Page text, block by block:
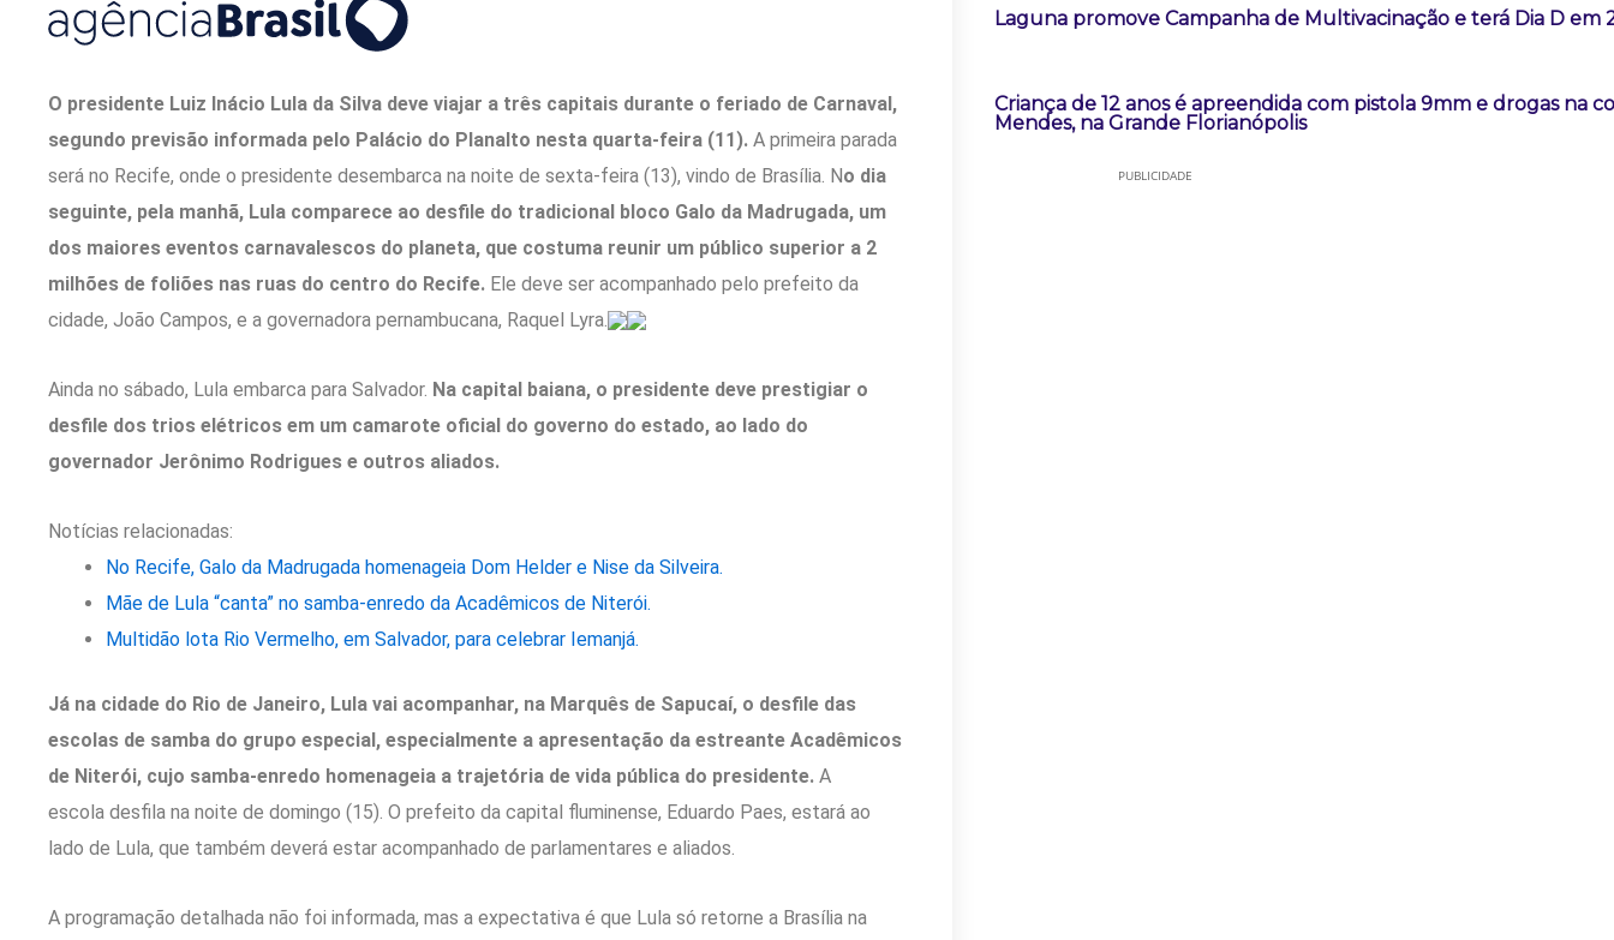
O presidente Luiz Inácio Lula da Silva deve viajar a três capitais durante o feriado de Carnaval,
segundo previsão informada pelo Palácio do Planalto nesta quarta-feira (11). A primeira parada
será no Recife, onde o presidente desembarca na noite de sexta-feira (13), vindo de Brasília. No dia
seguinte, pela manhã, Lula comparece ao desfile do tradicional bloco Galo da Madrugada, um
dos maiores eventos carnavalescos do planeta, que costuma reunir um público superior a 2
milhões de foliões nas ruas do centro do Recife. Ele deve ser acompanhado pelo prefeito da
cidade, João Campos, e a governadora pernambucana, Raquel Lyra.
Ainda no sábado, Lula embarca para Salvador. Na capital baiana, o presidente deve prestigiar o
desfile dos trios elétricos em um camarote oficial do governo do estado, ao lado do
governador Jerônimo Rodrigues e outros aliados.
Notícias relacionadas:
No Recife, Galo da Madrugada homenageia Dom Helder e Nise da Silveira.
Mãe de Lula “canta” no samba-enredo da Acadêmicos de Niterói.
Multidão lota Rio Vermelho, em Salvador, para celebrar Iemanjá.
Já na cidade do Rio de Janeiro, Lula vai acompanhar, na Marquês de Sapucaí, o desfile das
escolas de samba do grupo especial, especialmente a apresentação da estreante Acadêmicos
de Niterói, cujo samba-enredo homenageia a trajetória de vida pública do presidente. A
escola desfila na noite de domingo (15). O prefeito da capital fluminense, Eduardo Paes, estará ao
lado de Lula, que também deverá estar acompanhado de parlamentares e aliados.
A programação detalhada não foi informada, mas a expectativa é que Lula só retorne a Brasília na
Laguna promove Campanha de Multivacinação e terá Dia D em
Criança de 12 anos é apreendida com pistola 9mm e drogas na
Mendes, na Grande Florianópolis
PUBLICIDADE